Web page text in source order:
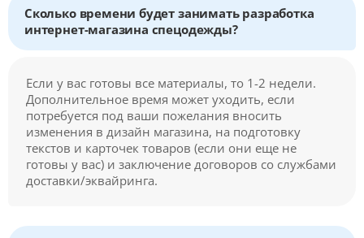
Сколько времени будет занимать разработка
интернет-магазина спецодежды?
Если у вас готовы все материалы, то 1-2 недели.
Дополнительное время может уходить, если
потребуется под ваши пожелания вносить
изменения в дизайн магазина, на подготовку
текстов и карточек товаров (если они еще не
готовы у вас) и заключение договоров со службами
доставки/эквайринга.